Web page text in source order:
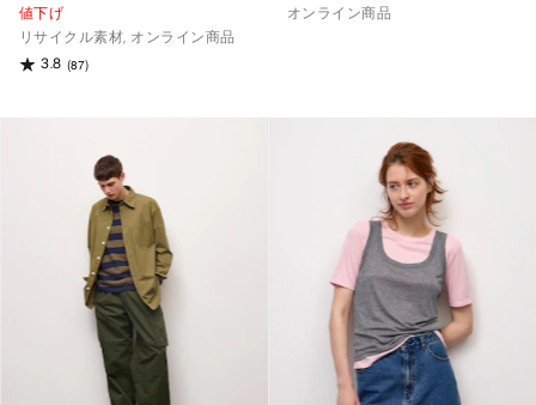
値下げ
リサイクル素材, オンライン商品
3.8 (87)
オンライン商品